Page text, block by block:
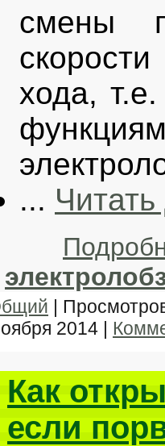
смены
хода,
...
|
2014 |
Как
если